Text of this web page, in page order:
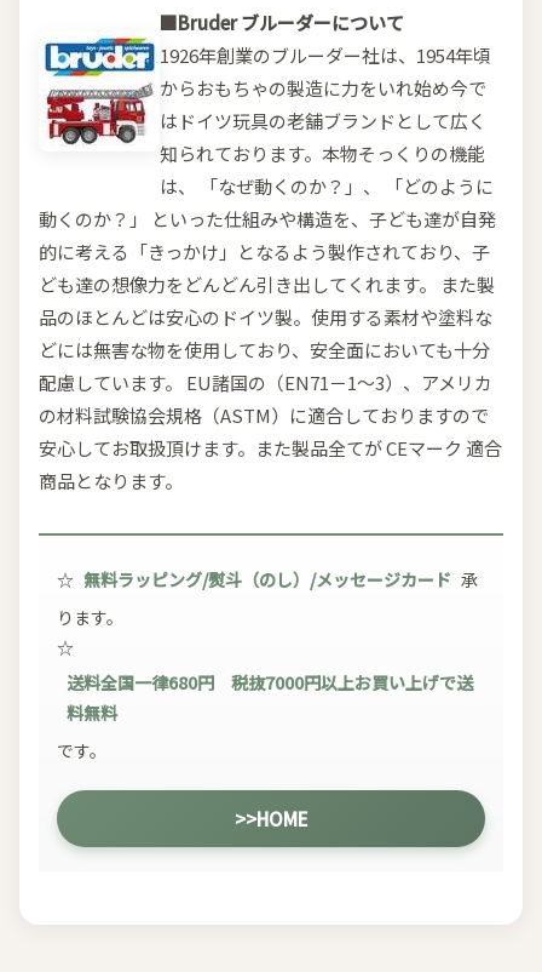
■Bruder ブルーダーについて
1926年創業のブルーダー社は、1954年頃
からおもちゃの製造に力をいれ始め今で
はドイツ玩具の老舗ブランドとして広く
知られております。本物そっくりの機能
は、 「なぜ動くのか？」、 「どのように
動くのか？」 といった仕組みや構造を、子ども達が自発
的に考える「きっかけ」となるよう製作されており、子
ども達の想像力をどんどん引き出してくれます。 また製
品のほとんどは安心のドイツ製。使用する素材や塗料な
どには無害な物を使用しており、安全面においても十分
配慮しています。 EU諸国の（EN71－1～3）、アメリカ
の材料試験協会規格（ASTM）に適合しておりますので
安心してお取扱頂けます。また製品全てが CEマーク 適合
商品となります。
☆ 無料ラッピング/熨斗（のし）/メッセージカード 承
ります。
☆
送料全国一律680円 税抜7000円以上お買い上げで送
料無料
です。
>>HOME